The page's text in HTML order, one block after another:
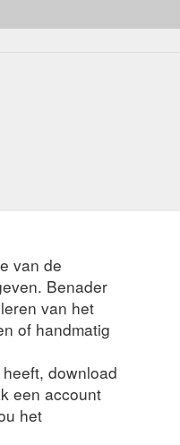
van de
Benader
van het
of handmatig
download
een account
het